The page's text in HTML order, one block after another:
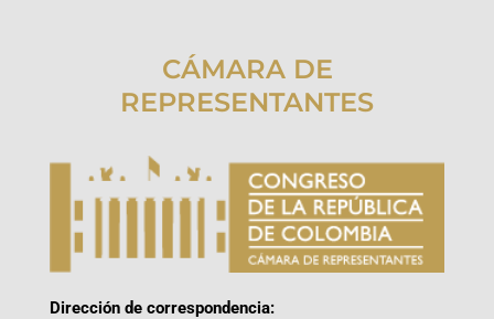
CÁMARA DE
REPRESENTANTES
Dirección de correspondencia: